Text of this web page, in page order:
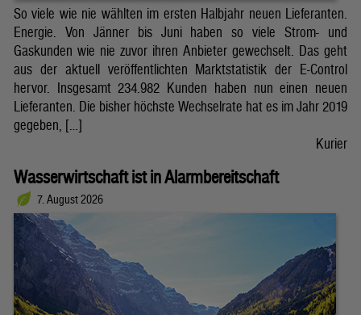
So viele wie nie wählten im ersten Halbjahr neuen Lieferanten.
Energie. Von Jänner bis Juni haben so viele Strom- und
Gaskunden wie nie zuvor ihren Anbieter gewechselt. Das geht
aus der aktuell veröffentlichten Marktstatistik der E-Control
hervor. Insgesamt 234.982 Kunden haben nun einen neuen
Lieferanten. Die bisher höchste Wechselrate hat es im Jahr 2019
gegeben, […]
Kurier
Wasserwirtschaft ist in Alarmbereitschaft
7. August 2026